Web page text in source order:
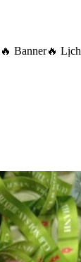
🔥 Banner🔥 Lịch